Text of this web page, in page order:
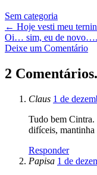
Sem categoria
← Hoje vesti meu
Oi… sim, eu de
Deixe um Comentário
2 Comentários.
Claus 1 de
Tudo bem Cintra.
difíceis, mantinha
Responder
Papisa 1 de